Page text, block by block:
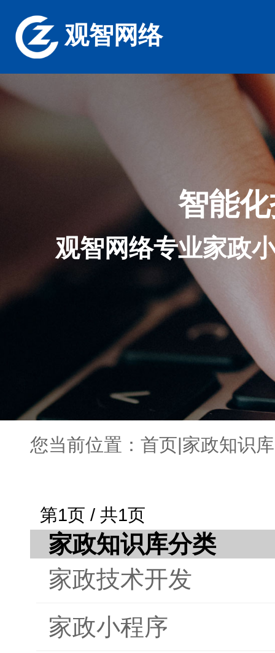
观智网络
智能
观智网络专业家政
您当前位置： 首页|家政知识库
第1页 / 共1页
家政知识库分类
家政技术开发
家政小程序